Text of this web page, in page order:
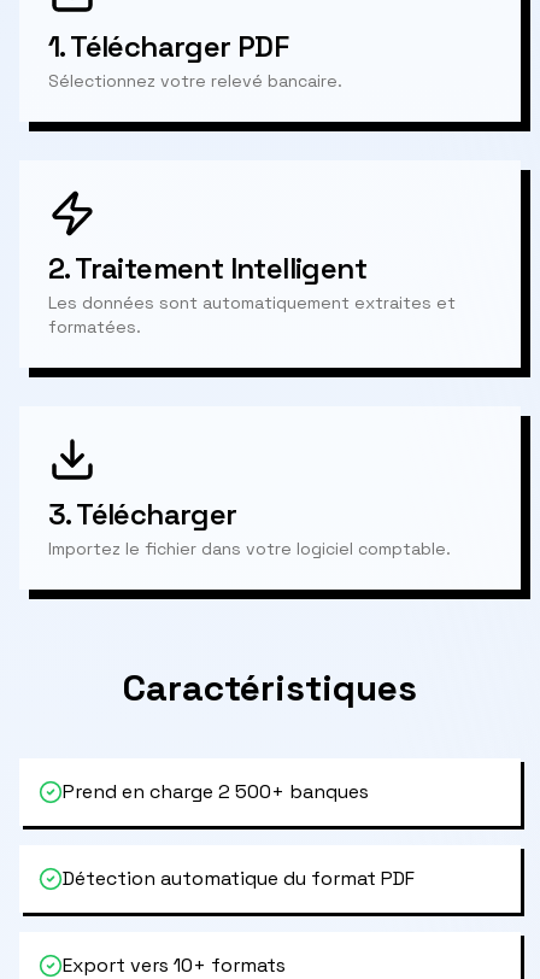
1.Télécharger PDF
Sélectionnez votre relevé bancaire.
2.Traitement Intelligent
Les données sont automatiquement extraites et
formatées.
3.Télécharger
Importez le fichier dans votre logiciel comptable.
Caractéristiques
Prend en charge 2 500+ banques
Détection automatique du format PDF
Export vers 10+ formats